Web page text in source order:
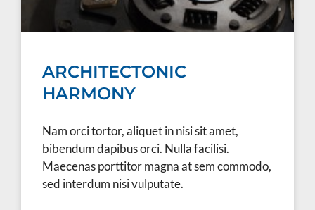
ARCHITECTONIC
HARMONY
Nam orci tortor, aliquet in nisi sit amet,
bibendum dapibus orci. Nulla facilisi.
Maecenas porttitor magna at sem commodo,
sed interdum nisi vulputate.